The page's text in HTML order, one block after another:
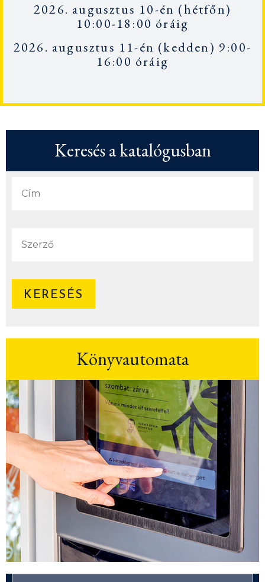
2026. augusztus 10-én (hétfőn)
10:00-18:00 óráig
2026. augusztus 11-én (kedden) 9:00-
16:00 óráig
Keresés a katalógusban
Könyvautomata